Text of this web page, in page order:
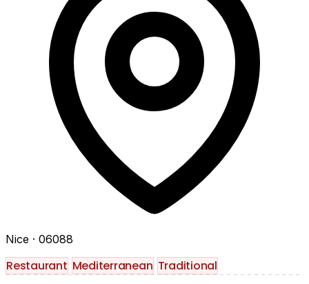
Nice · 06088
Restaurant Mediterranean Traditional